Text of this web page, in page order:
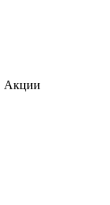
Акции